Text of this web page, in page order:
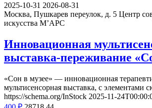
2025-10-31 2026-08-31
Москва, Пушкарев переулок, д. 5 Центр
искусства М’АРС
Инновационная
выставка-переживание
«Сон в музее» — инновационная
мультисенсорная выставка, с элементами
https://schema.org/InStock 2025-11-